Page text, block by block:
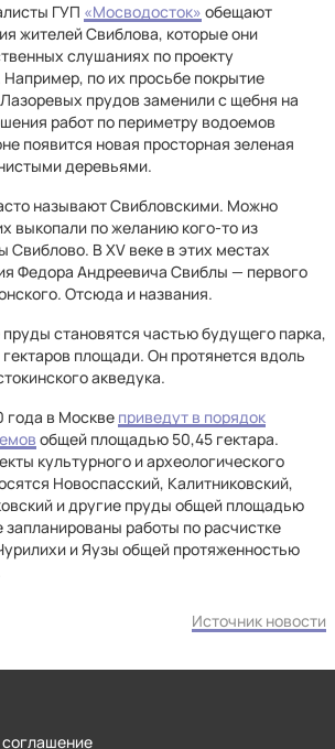
ГУП «Мосводосток» обещают
жителей Свиблова, которые они
слушаниях по проекту
по их просьбе покрытие
прудов заменили с щебня на
работ по периметру водоемов
появится новая просторная зеленая
деревьями.
называют Свибловскими. Можно
выкопали по желанию кого-то из
Свиблово. В XV веке в этих местах
Федора Андреевича Свиблы — первого
Отсюда и названия.
становятся частью будущего парка,
площади. Он протянется вдоль
акведука.
года в Москве приведут в порядок
общей площадью 50,45 гектара.
культурного и археологического
Новоспасский, Калитниковский,
и другие пруды общей площадью
запланированы работы по расчистке
и Яузы общей протяженностью
Источник новости